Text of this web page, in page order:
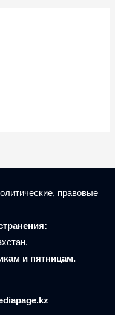
правовые
и пятницам.